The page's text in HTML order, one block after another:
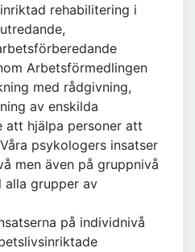
rehabilitering i
Arbetsförmedlingen
med rådgivning,
av enskilda
att hjälpa personer att
psykologers insatser
men även på gruppnivå
grupper av
på individnivå